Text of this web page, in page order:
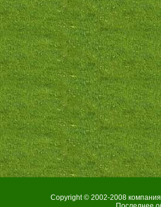
Copyright © 2002-2008